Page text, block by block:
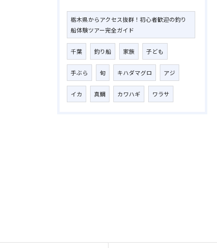
栃木県からアクセス抜群！初心者歓迎の釣り
船体験ツアー完全ガイド
千葉 釣り船 家族 子ども
手ぶら 旬 キハダマグロ アジ
イカ 真鯛 カワハギ ワラサ